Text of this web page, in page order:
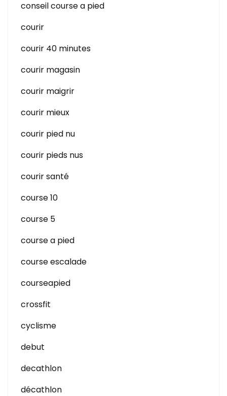
conseil course a pied
courir
courir 40 minutes
courir magasin
courir maigrir
courir mieux
courir pied nu
courir pieds nus
courir santé
course 10
course 5
course a pied
course escalade
courseapied
crossfit
cyclisme
debut
decathlon
décathlon